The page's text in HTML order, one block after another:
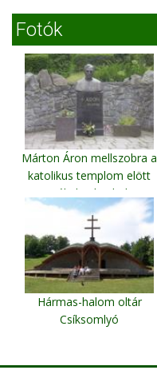
Fotók
Márton Áron mellszobra a
katolikus templom elött
Székelyudvarhely
Hármas-halom oltár
Csíksomlyó